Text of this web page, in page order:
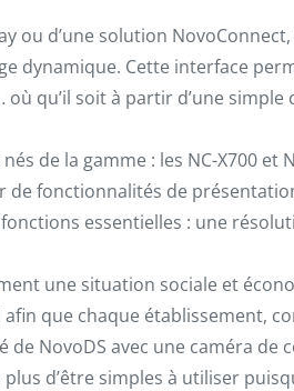
ou d’une solution
dynamique. Cette interface
qu’il soit à partir d’une
la gamme : les NC-X700 et
fonctionnalités de
essentielles : une
une situation sociale et
que chaque établissement,
NovoDS avec une caméra
d’être simples à utiliser